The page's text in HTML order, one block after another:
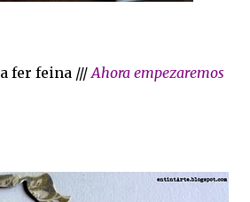
fer feina ///Ahora empezaremos